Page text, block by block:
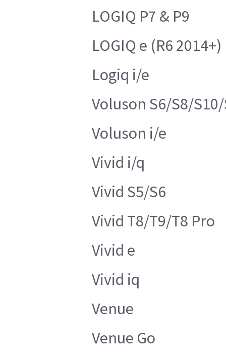
LOGIQ P7 & P9
LOGIQ e (R6 2014+)
Logiq i/e
Voluson S6/S8/
Voluson i/e
Vivid i/q
Vivid S5/S6
Vivid T8/T9/T8 Pro
Vivid e
Vivid iq
Venue
Venue Go